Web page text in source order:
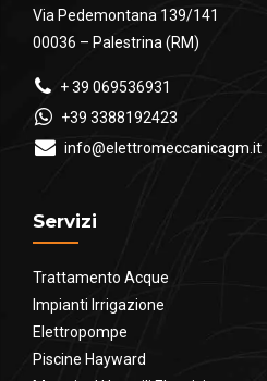
Via Pedemontana 139/141
00036 – Palestrina (RM)
+ 39 069536931
+39 3388192423
info@elettromeccanicagm.it
Servizi
Trattamento Acque
Impianti Irrigazione
Elettropompe
Piscine Hayward